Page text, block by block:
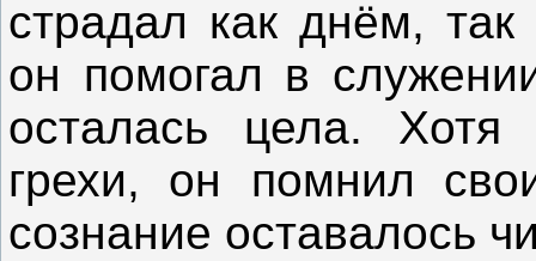
страдал как днём,
он помогал в
осталась цела.
грехи, он помнил
сознание оставалось